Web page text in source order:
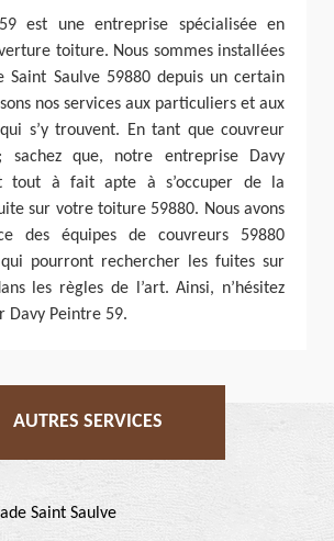
est une entreprise spécialisée en
toiture. Nous sommes installées
Saint Saulve 59880 depuis un certain
nos services aux particuliers et aux
s’y trouvent. En tant que couvreur
sachez que, notre entreprise Davy
tout à fait apte à s’occuper de la
sur votre toiture 59880. Nous avons
des équipes de couvreurs 59880
qui pourront rechercher les fuites sur
les règles de l’art. Ainsi, n’hésitez
Davy Peintre 59.
AUTRES SERVICES
Saint Saulve